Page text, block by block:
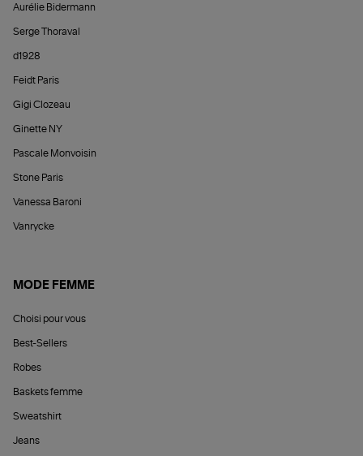
Aurélie Bidermann
Serge Thoraval
d1928
Feidt Paris
Gigi Clozeau
Ginette NY
Pascale Monvoisin
Stone Paris
Vanessa Baroni
Vanrycke
MODE FEMME
Choisi pour vous
Best-Sellers
Robes
Baskets femme
Sweatshirt
Jeans